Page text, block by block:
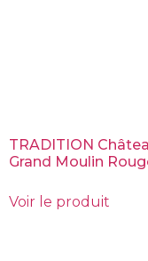
TRADITION
Grand Moulin
Voir le produit